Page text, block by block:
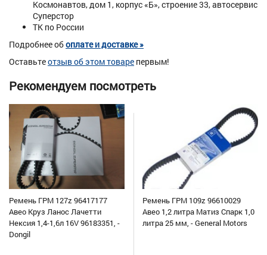
Космонавтов, дом 1, корпус «Б», строение 33, автосервис
Суперстор
ТК по России
Подробнее обоплате и доставке »
Оставьтеотзыв об этом товаре первым!
Рекомендуем посмотреть
Ремень ГРМ 127z 96417177
Авео Круз Ланос Лачетти
Нексия 1,4-1,6л 16V 96183351, -
Dongil
Ремень ГРМ 109z 96610029
Авео 1,2 литра Матиз Спарк 1,0
литра 25 мм, - General Motors